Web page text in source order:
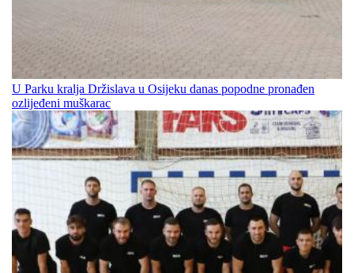
U Parku kralja Držislava u Osijeku danas popodne pronađen
ozlijeđeni muškarac